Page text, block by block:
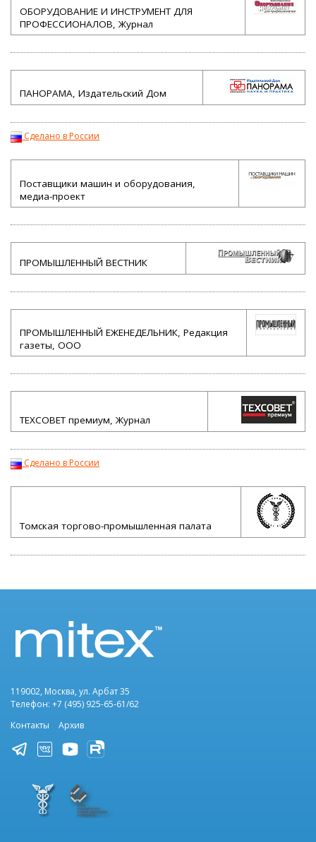
ОБОРУДОВАНИЕ И ИНСТРУМЕНТ ДЛЯ
ПРОФЕССИОНАЛОВ, Журнал
ПАНОРАМА, Издательский Дом
Сделано в России
Поставщики машин и оборудования,
медиа-проект
ПРОМЫШЛЕННЫЙ ВЕСТНИК
ПРОМЫШЛЕННЫЙ ЕЖЕНЕДЕЛЬНИК, Редакция
газеты, ООО
ТЕХСОВЕТ премиум, Журнал
Сделано в России
Томская торгово-промышленная палата
119002, Москва, ул. Арбат 35
Телефон: +7 (495) 925-65-61/62
Контакты
Архив